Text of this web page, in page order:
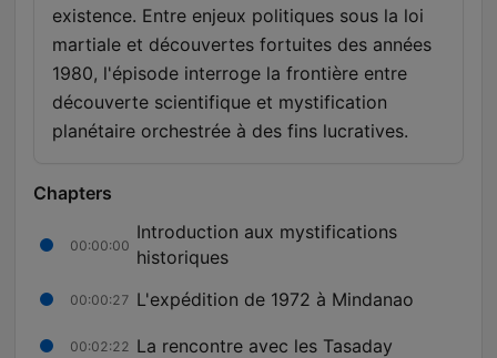
existence. Entre enjeux politiques sous la loi
martiale et découvertes fortuites des années
1980, l'épisode interroge la frontière entre
découverte scientifique et mystification
planétaire orchestrée à des fins lucratives.
Chapters
00:00:00
Introduction aux mystifications
historiques
00:00:27 L'expédition de 1972 à Mindanao
00:02:22 La rencontre avec les Tasaday